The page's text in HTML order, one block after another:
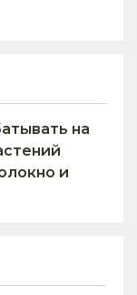
на
и